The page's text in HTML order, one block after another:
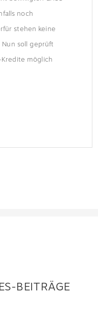
noch
stehen keine
soll geprüft
möglich
BEITRÄGE